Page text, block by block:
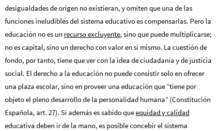
desigualdades de origen no existieran, y omiten que una de las
funciones ineludibles del sistema educativo es compensarlas. Pero la
educación no es un recurso excluyente, sino que puede multiplicarse;
no es capital, sino un derecho con valor en sí mismo. La cuestión de
fondo, por tanto, tiene que ver con la idea de ciudadanía y de justicia
social. El derecho a la educación no puede consistir solo en ofrecer
una plaza escolar, sino en proveer una educación que “tiene por
objeto el pleno desarrollo de la personalidad humana” (Constitución
Española, art. 27). Si además es sabido queequidad y calidad
educativa deben ir de la mano, es posible concebir el sistema